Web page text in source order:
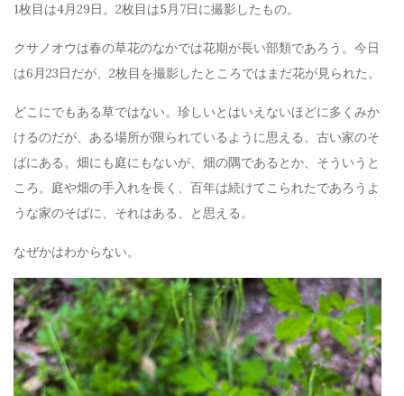
1枚目は4月29日。2枚目は5月7日に撮影したもの。
クサノオウは春の草花のなかでは花期が長い部類であろう。今日
は6月23日だが、2枚目を撮影したところではまだ花が見られた。
どこにでもある草ではない。珍しいとはいえないほどに多くみか
けるのだが、ある場所が限られているように思える。古い家のそ
ばにある。畑にも庭にもないが、畑の隅であるとか、そういうと
ころ。庭や畑の手入れを長く、百年は続けてこられたであろうよ
うな家のそばに、それはある、と思える。
なぜかはわからない。